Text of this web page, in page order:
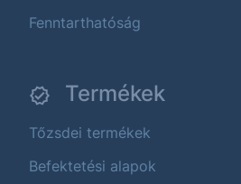
Fenntarthatóság
Termékek
Tőzsdei termékek
Befektetési alapok